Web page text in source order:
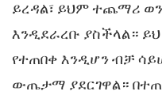
ይረዳል፣ ይህም ተጨማሪ
እንዲደራረቡ ያስችላል።
የተጠበቀ እንዲሆን ብቻ
ውጤታማ ያደርገዋል።